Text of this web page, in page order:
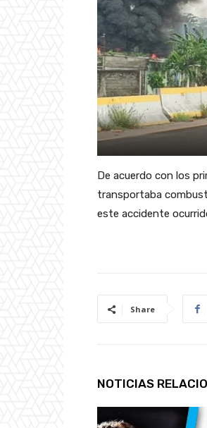
De acuerdo con los
transportaba
este accidente
Share
NOTICIAS